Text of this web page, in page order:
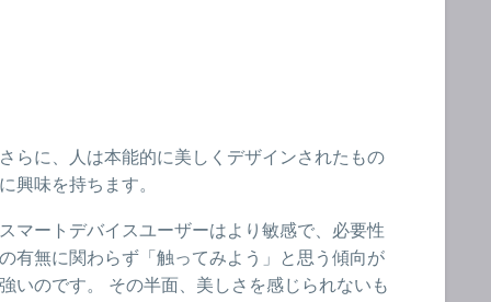
さらに、人は本能的に美しくデザインされたもの
に興味を持ちます。
スマートデバイスユーザーはより敏感で、必要性
の有無に関わらず「触ってみよう」と思う傾向が
強いのです。 その半面、美しさを感じられないも